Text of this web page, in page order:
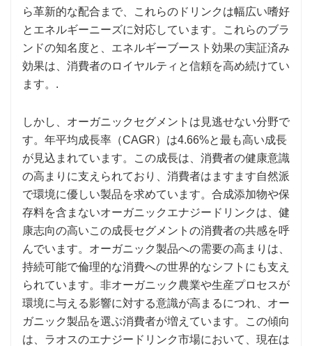
ら革新的な配合まで、これらのドリンクは幅広い嗜好
とエネルギーニーズに対応しています。これらのブラ
ンドの知名度と、エネルギーブースト効果の実証済み
効果は、消費者のロイヤルティと信頼を高め続けてい
ます。.
しかし、オーガニックセグメントは見逃せない分野で
す。年平均成長率（CAGR）は4.66%と最も高い成長
が見込まれています。この成長は、消費者の健康意識
の高まりに支えられており、消費者はますます自然派
で環境に優しい製品を求めています。合成添加物や保
存料を含まないオーガニックエナジードリンクは、健
康志向の高いこの成長セグメントの消費者の共感を呼
んでいます。オーガニック製品への需要の高まりは、
持続可能で倫理的な消費への世界的なシフトにも支え
られています。非オーガニック農業や生産プロセスが
環境に与える影響に対する意識が高まるにつれ、オー
ガニック製品を選ぶ消費者が増えています。この傾向
は、ラオスのエナジードリンク市場において、現在は